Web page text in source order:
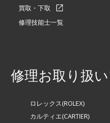
買取・下取
修理技能士一覧
修理お取り扱
ロレックス(ROLEX)
カルティエ(CARTIER)